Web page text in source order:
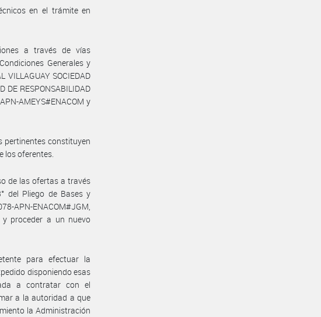
en el trámite en
a través de vías
Generales y
SOCIEDAD
DE RESPONSABILIDAD
AMEYS#ENACOM y
pertinentes constituyen
los oferentes.
de las ofertas a través
del Pliego de Bases y
APN-ENACOM#JGM,
proceder a un nuevo
para efectuar la
disponiendo esas
a contratar con el
a la autoridad a que
la Administración